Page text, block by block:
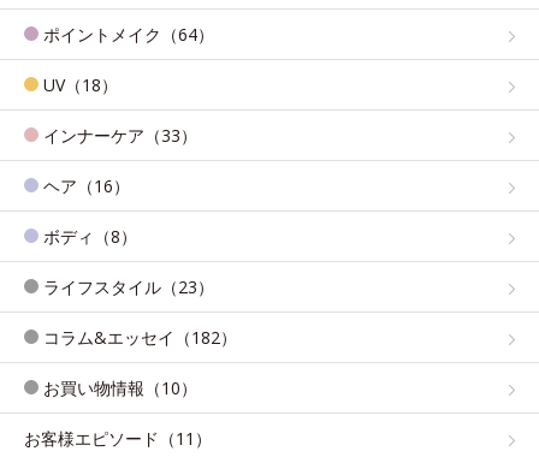
ポイントメイク（64）
UV（18）
インナーケア（33）
ヘア（16）
ボディ（8）
ライフスタイル（23）
コラム&エッセイ（182）
お買い物情報（10）
お客様エピソード（11）